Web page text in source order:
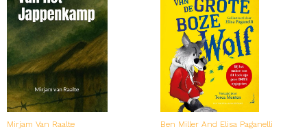
Mirjam Van Raalte Ben Miller And Elisa Paganelli